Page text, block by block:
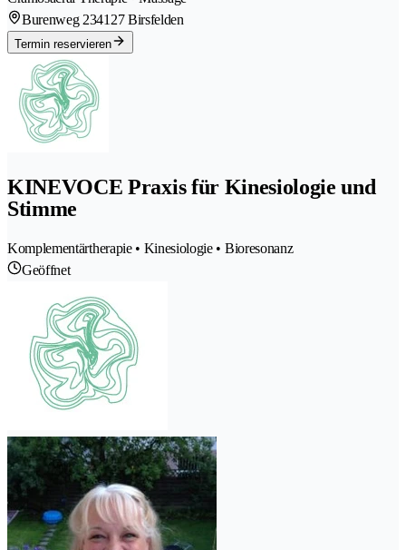
Burenweg 234127 Birsfelden
Termin reservieren
KINEVOCE Praxis für Kinesiologie und
Stimme
Komplementärtherapie • Kinesiologie • Bioresonanz
Geöffnet